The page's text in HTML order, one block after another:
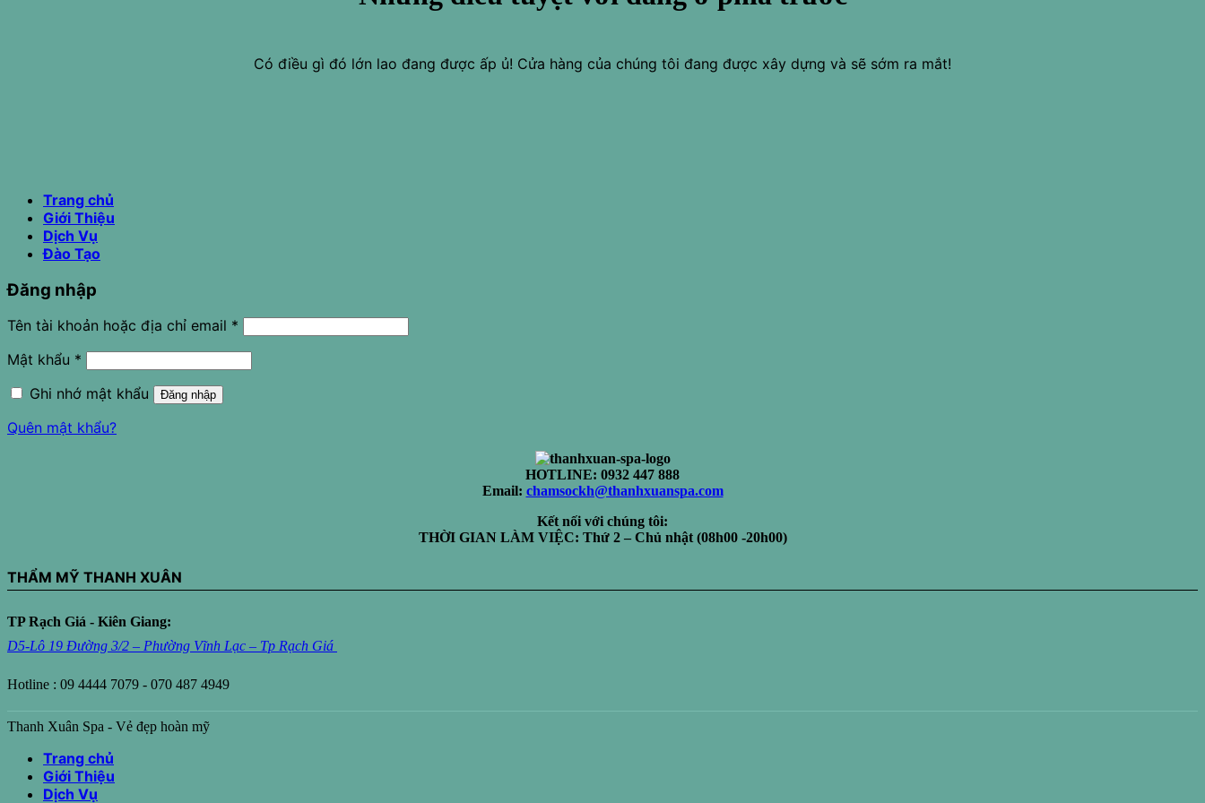
Có điều gì đó lớn lao đang được ấp ủ! Cửa hàng của chúng tôi đang được xây dựng và sẽ sớm ra mắt!
Trang chủ
Giới Thiệu
Dịch Vụ
Đào Tạo
Đăng nhập
Tên tài khoản hoặc địa chỉ email *
Mật khẩu *
Ghi nhớ mật khẩu
Đăng nhập
Quên mật khẩu?
HOTLINE: 0932 447 888
Email: chamsockh@thanhxuanspa.com
Kết nối với chúng tôi:
THỜI GIAN LÀM VIỆC: Thứ 2 – Chủ nhật (08h00 -20h00)
THẨM MỸ THANH XUÂN
TP Rạch Giá - Kiên Giang:
D5-Lô 19 Đường 3/2 – Phường Vĩnh Lạc – Tp Rạch Giá
Hotline : 09 4444 7079 - 070 487 4949
Thanh Xuân Spa - Vẻ đẹp hoàn mỹ
Trang chủ
Giới Thiệu
Dịch Vụ